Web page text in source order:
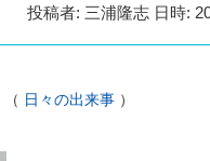
投稿者: 三浦隆志 日時:
（ 日々の出来事 ）